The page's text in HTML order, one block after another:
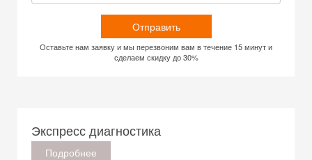
Отправить
Оставьте нам заявку и мы перезвоним вам в течение 15 минут и
сделаем скидку до 30%
Экспресс диагностика
Подробнее